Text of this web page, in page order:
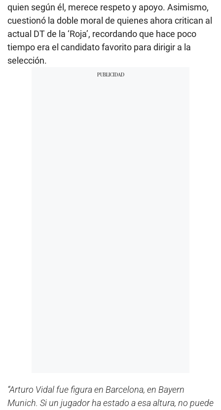
quien según él, merece respeto y apoyo. Asimismo,
cuestionó la doble moral de quienes ahora critican al
actual DT de la ‘Roja’, recordando que hace poco
tiempo era el candidato favorito para dirigir a la
selección.
“Arturo Vidal fue figura en Barcelona, en Bayern
Munich. Si un jugador ha estado a esa altura, no puede